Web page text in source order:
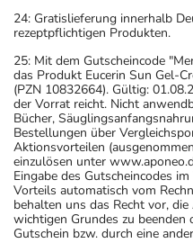
24: Gratislieferung innerhalb
rezeptpflichtigen Produkten.
25: Mit dem Gutscheincode
das Produkt Eucerin Sun Gel-
(PZN 10832664). Gültig:
der Vorrat reicht. Nicht
Bücher,
Bestellungen über
Aktionsvorteilen
einzulösen unter
Eingabe des Gutscheincodes
Vorteils automatisch vom
behalten uns das Recht vor,
wichtigen Grundes zu beenden
Gutschein bzw. durch eine